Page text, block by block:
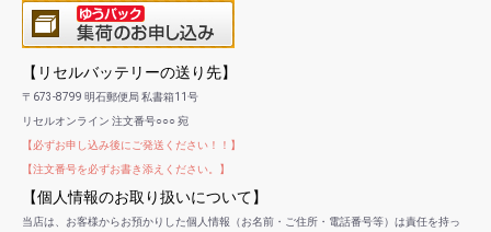
【リセルバッテリーの送り先】
〒673-8799 明石郵便局 私書箱11号
リセルオンライン 注文番号○○○ 宛
【必ずお申し込み後にご発送ください！！】
【注文番号を必ずお書き添えください。】
【個人情報のお取り扱いについて】
当店は、お客様からお預かりした個人情報（お名前・ご住所・電話番号等）は責任を持っ